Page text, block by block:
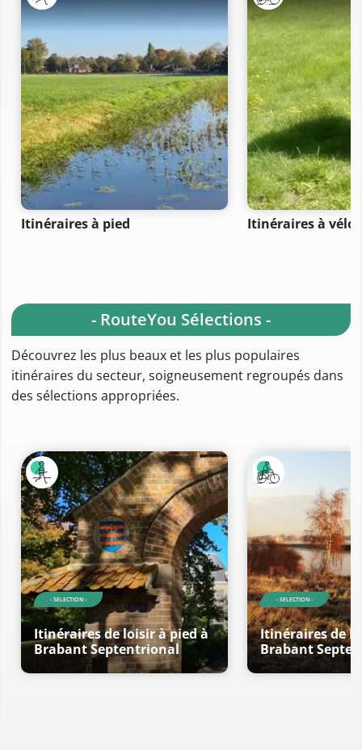
Itinéraires à pied Itinéraires à vélo
- RouteYou Sélections -
Découvrez les plus beaux et les plus populaires
itinéraires du secteur, soigneusement regroupés dans
des sélections appropriées.
- SELECTION -
Itinéraires de loisir à pied à
Brabant Septentrional
- SELECTION -
Itinéraires de
Brabant